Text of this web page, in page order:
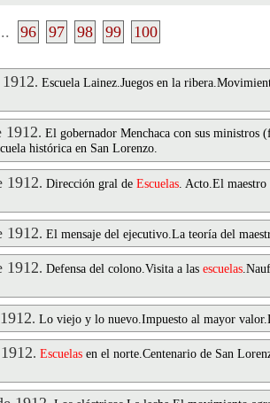
96 97 98 99 100
. Escuela Lainez.Juegos en la
1912. El gobernador Menchaca con sus
histórica en San Lorenzo.
1912. Dirección gral de Escuelas. Acto.El maestro
1912. El mensaje del ejecutivo.La teoría del
1912. Defensa del colono.Visita a las escuelas
. Lo viejo y lo nuevo.Impuesto al mayor
. Escuelas en el norte.Centenario de San